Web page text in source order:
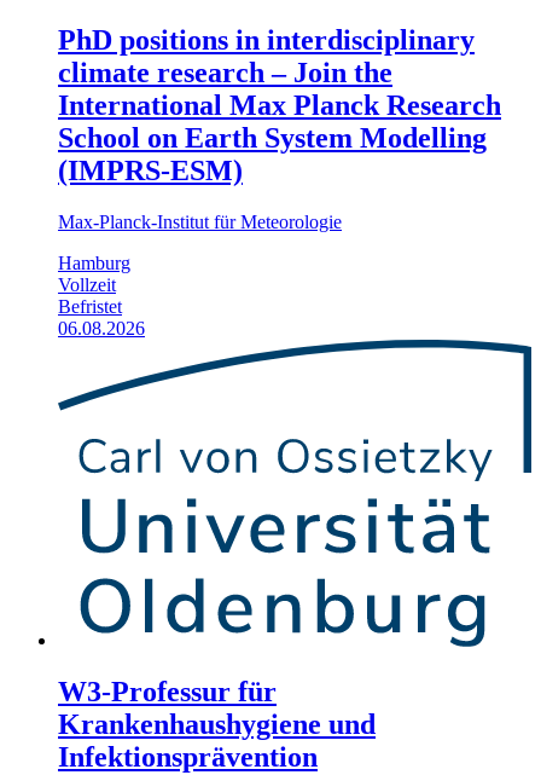
PhD positions in interdisciplinary
climate research – Join the
International Max Planck Research
School on Earth System Modelling
(IMPRS-ESM)
Max-Planck-Institut für Meteorologie
Hamburg
Vollzeit
Befristet
06.08.2026
W3-Professur für
Krankenhaushygiene und
Infektionsprävention